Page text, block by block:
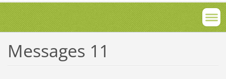
Messages 11